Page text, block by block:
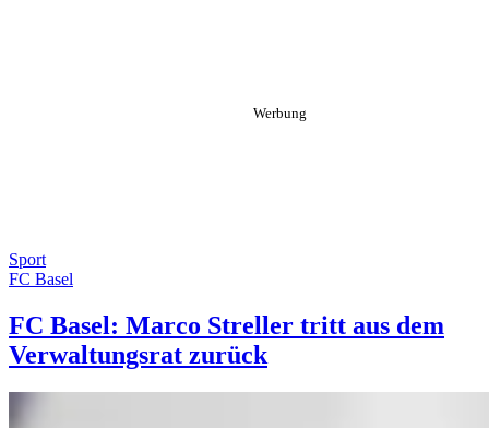
Sport
FC Basel
FC Basel: Marco Streller tritt aus dem
Verwaltungsrat zurück